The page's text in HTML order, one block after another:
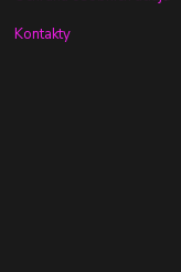
Kontakty